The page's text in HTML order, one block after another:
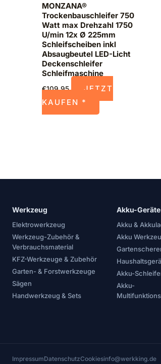
MONZANA®
Trockenbauschleifer 750
Watt max Drehzahl 1750
U/min 12x Ø 225mm
Schleifscheiben inkl
Absaugbeutel LED-Licht
Deckenschleifer
Schleifmaschine
€109,95
JETZT
KAUFEN *
Werkzeug
Elektrowerkzeug
Werkzeug-Zubehör &
Verbrauchsmaterial
KFZ-Werkzeuge & Zubehör
Garten- & Forstwerkzeuge
Sägen
Handwerkzeug & Sets
Akku-Geräte
Akku &
Akku
Akku-
Akku-
ImpressumDatenschutzCookiesinfo@werkking.de